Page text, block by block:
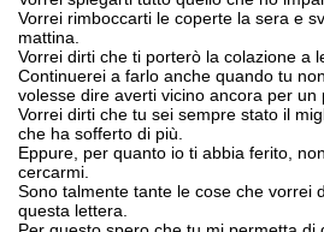
Vorrei rimboccarti le coperte la sera e
mattina.
Vorrei dirti che ti porterò la colazione a
Continuerei a farlo anche quando tu
volesse dire averti vicino ancora per un
Vorrei dirti che tu sei sempre stato il
che ha sofferto di più.
Eppure, per quanto io ti abbia ferito,
cercarmi.
Sono talmente tante le cose che vorrei
questa lettera.